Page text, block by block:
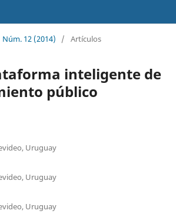
Núm. 12 (2014) / Artículos
inteligente de
público
Uruguay
Uruguay
Uruguay